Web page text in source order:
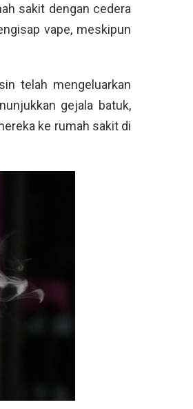
sakit dengan cedera
vape, meskipun
telah mengeluarkan
gejala batuk,
ke rumah sakit di